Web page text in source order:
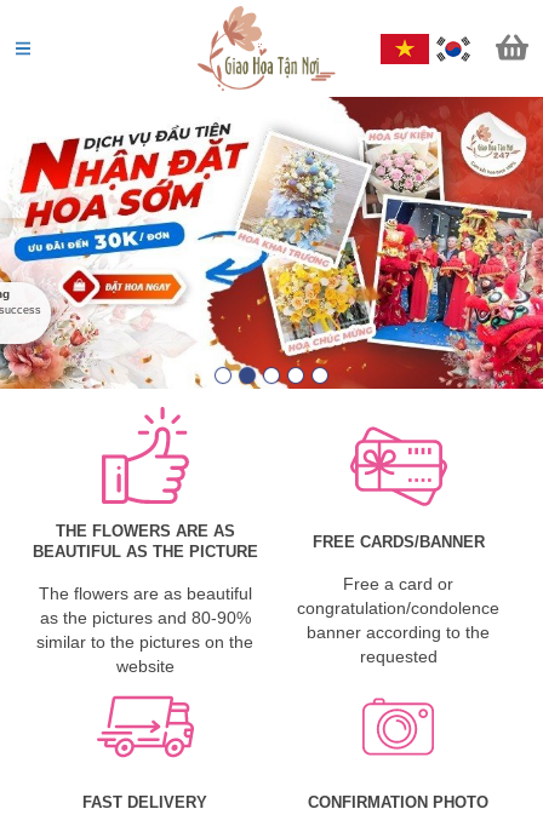
THE FLOWERS ARE AS
BEAUTIFUL AS THE PICTURE
The flowers are as beautiful
as the pictures and 80-90%
similar to the pictures on the
website
FREE CARDS/BANNER
Free a card or
congratulation/condolence
banner according to the
requested
FAST DELIVERY CONFIRMATION PHOTO
Ngô Thùy Dương
0971******Order success
15phút trước